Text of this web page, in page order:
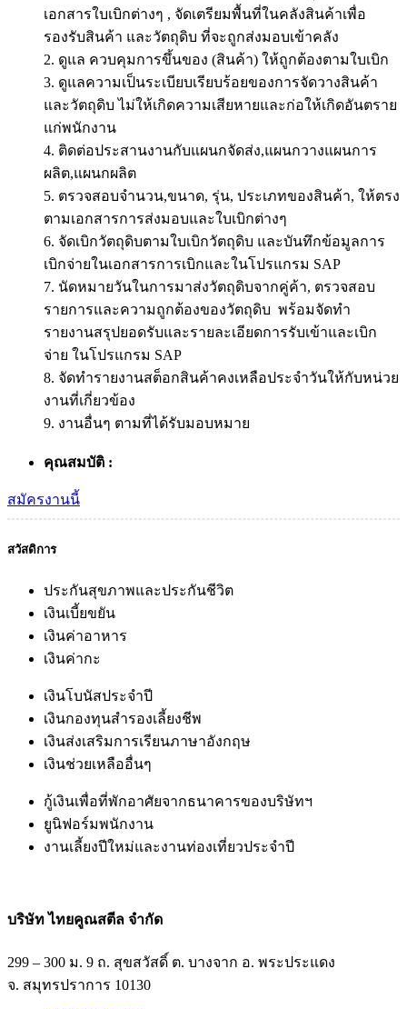
เอกสารใบเบิกต่างๆ , จัดเตรียมพื้นที่ในคลังสินค้าเพื่อ
รองรับสินค้า และวัตถุดิบ ที่จะถูกส่งมอบเข้าคลัง
2. ดูแล ควบคุมการขึ้นของ (สินค้า) ให้ถูกต้องตามใบเบิก
3. ดูแลความเป็นระเบียบเรียบร้อยของการจัดวางสินค้า
และวัตถุดิบ ไม่ให้เกิดความเสียหายและก่อให้เกิดอันตราย
แก่พนักงาน
4. ติดต่อประสานงานกับแผนกจัดส่ง,แผนกวางแผนการ
ผลิต,แผนกผลิต
5. ตรวจสอบจำนวน,ขนาด, รุ่น, ประเภทของสินค้า, ให้ตรง
ตามเอกสารการส่งมอบและใบเบิกต่างๆ
6. จัดเบิกวัตถุดิบตามใบเบิกวัตถุดิบ และบันทึกข้อมูลการ
เบิกจ่ายในเอกสารการเบิกและในโปรแกรม SAP
7. นัดหมายวันในการมาส่งวัตถุดิบจากคู่ค้า, ตรวจสอบ
รายการและความถูกต้องของวัตถุดิบ พร้อมจัดทำ
รายงานสรุปยอดรับและรายละเอียดการรับเข้าและเบิก
จ่าย ในโปรแกรม SAP
8. จัดทำรายงานสต็อกสินค้าคงเหลือประจำวันให้กับหน่วย
งานที่เกี่ยวข้อง
9. งานอื่นๆ ตามที่ได้รับมอบหมาย
คุณสมบัติ :
สมัครงานนี้
สวัสดิการ
ประกันสุขภาพและประกันชีวิต
เงินเบี้ยขยัน
เงินค่าอาหาร
เงินค่ากะ
เงินโบนัสประจำปี
เงินกองทุนสำรองเลี้ยงชีพ
เงินส่งเสริมการเรียนภาษาอังกฤษ
เงินช่วยเหลืออื่นๆ
กู้เงินเพื่อที่พักอาศัยจากธนาคารของบริษัทฯ
ยูนิฟอร์มพนักงาน
งานเลี้ยงปีใหม่และงานท่องเที่ยวประจำปี
บริษัท ไทยคูณสตีล จำกัด
299 – 300 ม. 9 ถ. สุขสวัสดิ์ ต. บางจาก อ. พระประแดง
จ. สมุทรปราการ 10130